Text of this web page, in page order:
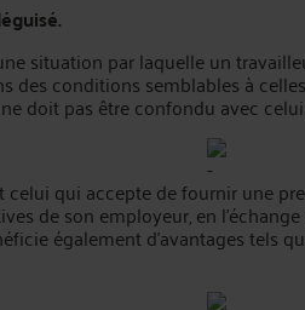
situation par laquelle un
des conditions semblables à
doit pas être confondu avec
celui qui accepte de fournir une
de son employeur, en
également d’avantages tels